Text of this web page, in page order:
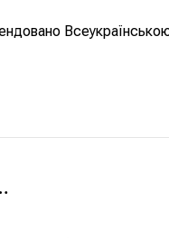
Всеукраїнською